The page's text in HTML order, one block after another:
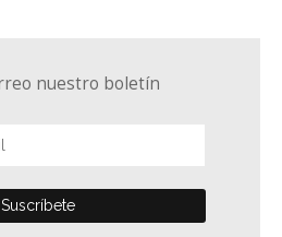
nuestro boletín